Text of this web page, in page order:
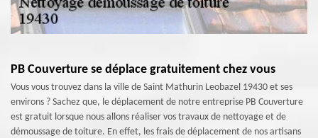
PB Couverture se déplace gratuitement chez vous
Vous vous trouvez dans la ville de Saint Mathurin Leobazel 19430 et ses
environs ? Sachez que, le déplacement de notre entreprise PB Couverture
est gratuit lorsque nous allons réaliser vos travaux de nettoyage et de
démoussage de toiture. En effet, les frais de déplacement de nos artisans